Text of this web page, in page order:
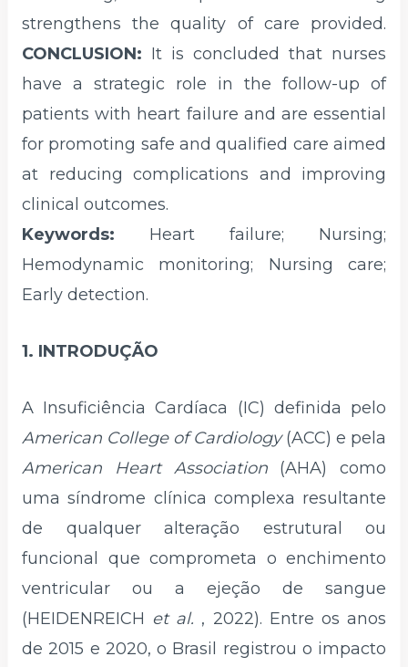
strengthens the quality of care provided.
CONCLUSION: It is concluded that nurses
have a strategic role in the follow-up of
patients with heart failure and are essential
for promoting safe and qualified care aimed
at reducing complications and improving
clinical outcomes.
Keywords: Heart failure; Nursing;
Hemodynamic monitoring; Nursing care;
Early detection.
1. INTRODUÇÃO
A Insuficiência Cardíaca (IC) definida pelo
American College of Cardiology(ACC) e pela
American Heart Association(AHA) como
uma síndrome clínica complexa resultante
de qualquer alteração estrutural ou
funcional que comprometa o enchimento
ventricular ou a ejeção de sangue
(HEIDENREICH et al. , 2022). Entre os anos
de 2015 e 2020, o Brasil registrou o impacto